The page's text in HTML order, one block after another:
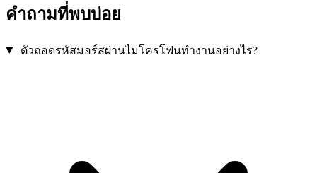
คำถามที่พบบ่อย
ตัวถอดรหัสมอร์สผ่านไมโครโฟนทำงานอย่างไร?